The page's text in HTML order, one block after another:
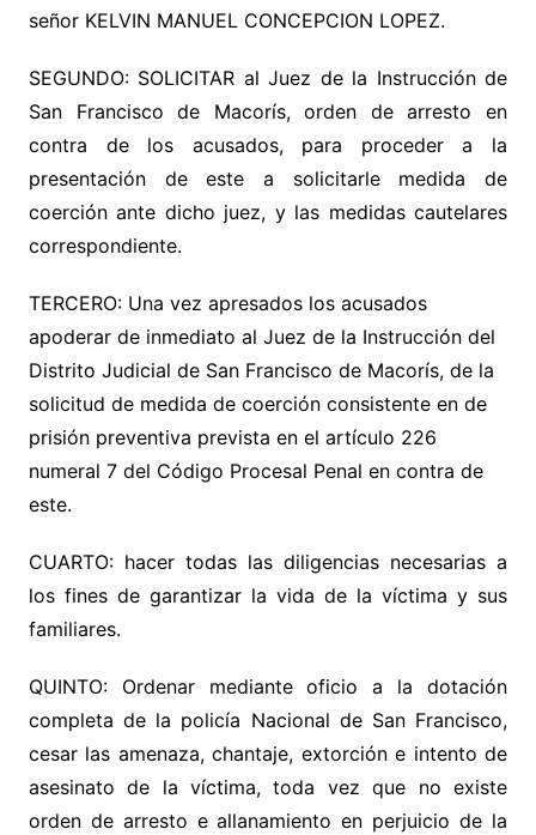
señor KELVIN MANUEL CONCEPCION LOPEZ.
SEGUNDO: SOLICITAR al Juez de la Instrucción de
San Francisco de Macorís, orden de arresto en
contra de los acusados, para proceder a la
presentación de este a solicitarle medida de
coerción ante dicho juez, y las medidas cautelares
correspondiente.
TERCERO: Una vez apresados los acusados
apoderar de inmediato al Juez de la Instrucción del
Distrito Judicial de San Francisco de Macorís, de la
solicitud de medida de coerción consistente en de
prisión preventiva prevista en el artículo 226
numeral 7 del Código Procesal Penal en contra de
este.
CUARTO: hacer todas las diligencias necesarias a
los fines de garantizar la vida de la víctima y sus
familiares.
QUINTO: Ordenar mediante oficio a la dotación
completa de la policía Nacional de San Francisco,
cesar las amenaza, chantaje, extorción e intento de
asesinato de la víctima, toda vez que no existe
orden de arresto e allanamiento en perjuicio de la